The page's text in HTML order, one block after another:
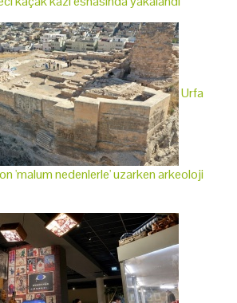
Urfa
'malum nedenlerle' uzarken arkeoloji